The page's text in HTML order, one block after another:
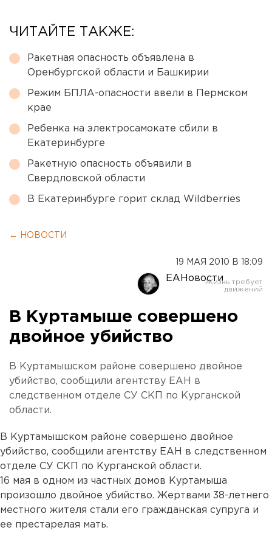
ЧИТАЙТЕ ТАКЖЕ:
Ракетная опасность объявлена в
Оренбургской области и Башкирии
Режим БПЛА-опасности ввели в Пермском
крае
Ребенка на электросамокате сбили в
Екатеринбурге
Ракетную опасность объявили в
Свердловской области
В Екатеринбурге горит склад Wildberries
← НОВОСТИ
19 МАЯ 2010 В 18:09
ЕАНовости
В Куртамыше совершено
двойное убийство
В Куртамышском районе совершено двойное
убийство, сообщили агентству ЕАН в
следственном отделе СУ СКП по Курганской
области.
В Куртамышском районе совершено двойное
убийство, сообщили агентству ЕАН в следственном
отделе СУ СКП по Курганской области.
16 мая в одном из частных домов Куртамыша
произошло двойное убийство. Жертвами 38-летнего
местного жителя стали его гражданская супруга и
ее престарелая мать.